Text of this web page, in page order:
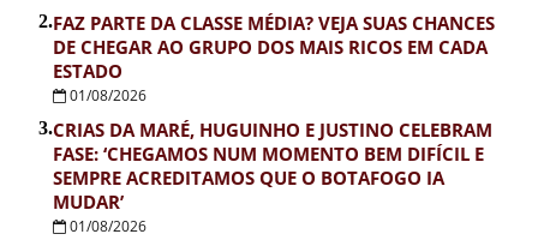
2.FAZ PARTE DA CLASSE MÉDIA? VEJA SUAS CHANCES
DE CHEGAR AO GRUPO DOS MAIS RICOS EM CADA
ESTADO
01/08/2026
3.CRIAS DA MARÉ, HUGUINHO E JUSTINO CELEBRAM
FASE: ‘CHEGAMOS NUM MOMENTO BEM DIFÍCIL E
SEMPRE ACREDITAMOS QUE O BOTAFOGO IA
MUDAR’
01/08/2026